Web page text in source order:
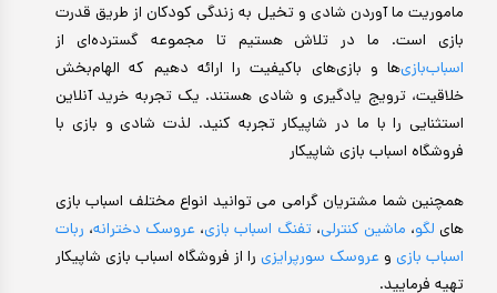
ماموریت ما آوردن شادی و تخیل به زندگی کودکان از طریق قدرت
بازی است. ما در تلاش هستیم تا مجموعه گسترده‌ای از
اسباب‌بازی‌ها و بازی‌های باکیفیت را ارائه دهیم که الهام‌بخش
خلاقیت، ترویج یادگیری و شادی هستند. یک تجربه خرید آنلاین
استثنایی را با ما در شاپیکار تجربه کنید. لذت شادی و بازی با
فروشگاه اسباب بازی شاپیکار
همچنین شما مشتریان گرامی می توانید انواع مختلف اسباب بازی
های لگو، ماشین کنترلی،تفنگ اسباب بازی، عروسک دخترانه، ربات
اسباب بازی و عروسک سورپرایزی را از فروشگاه اسباب بازی شاپیکار
تهیه فرمایید.